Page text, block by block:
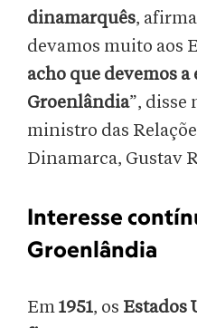
dinamarquês,
devamos muito aos
acho que devemos a
Groenlândia”, disse
ministro das
Dinamarca, Gustav
Interesse
Groenlândia
Em1951, os Estados